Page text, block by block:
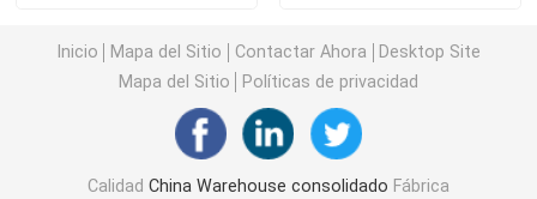
Zona de libre comercio de Shenzhen
Agente de exportación de China
Inicio Mapa del Sitio Contactar Ahora
Desktop Site
Mapa del Sitio
Políticas de privacidad
Calidad China Warehouse consolidado Fábrica